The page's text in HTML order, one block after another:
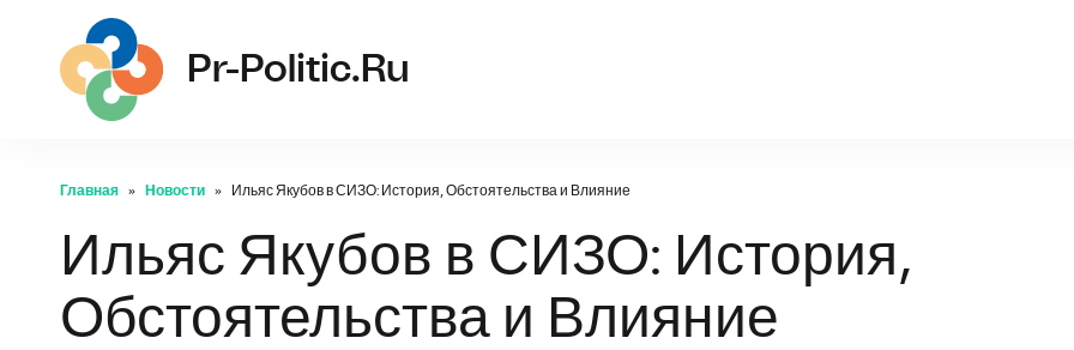
Pr-Politic.ru
Главная Новости Ильяс Якубов в СИЗО: История, Обстоятельства и Влияние
Ильяс Якубов в СИЗО: История,
Обстоятельства и Влияние